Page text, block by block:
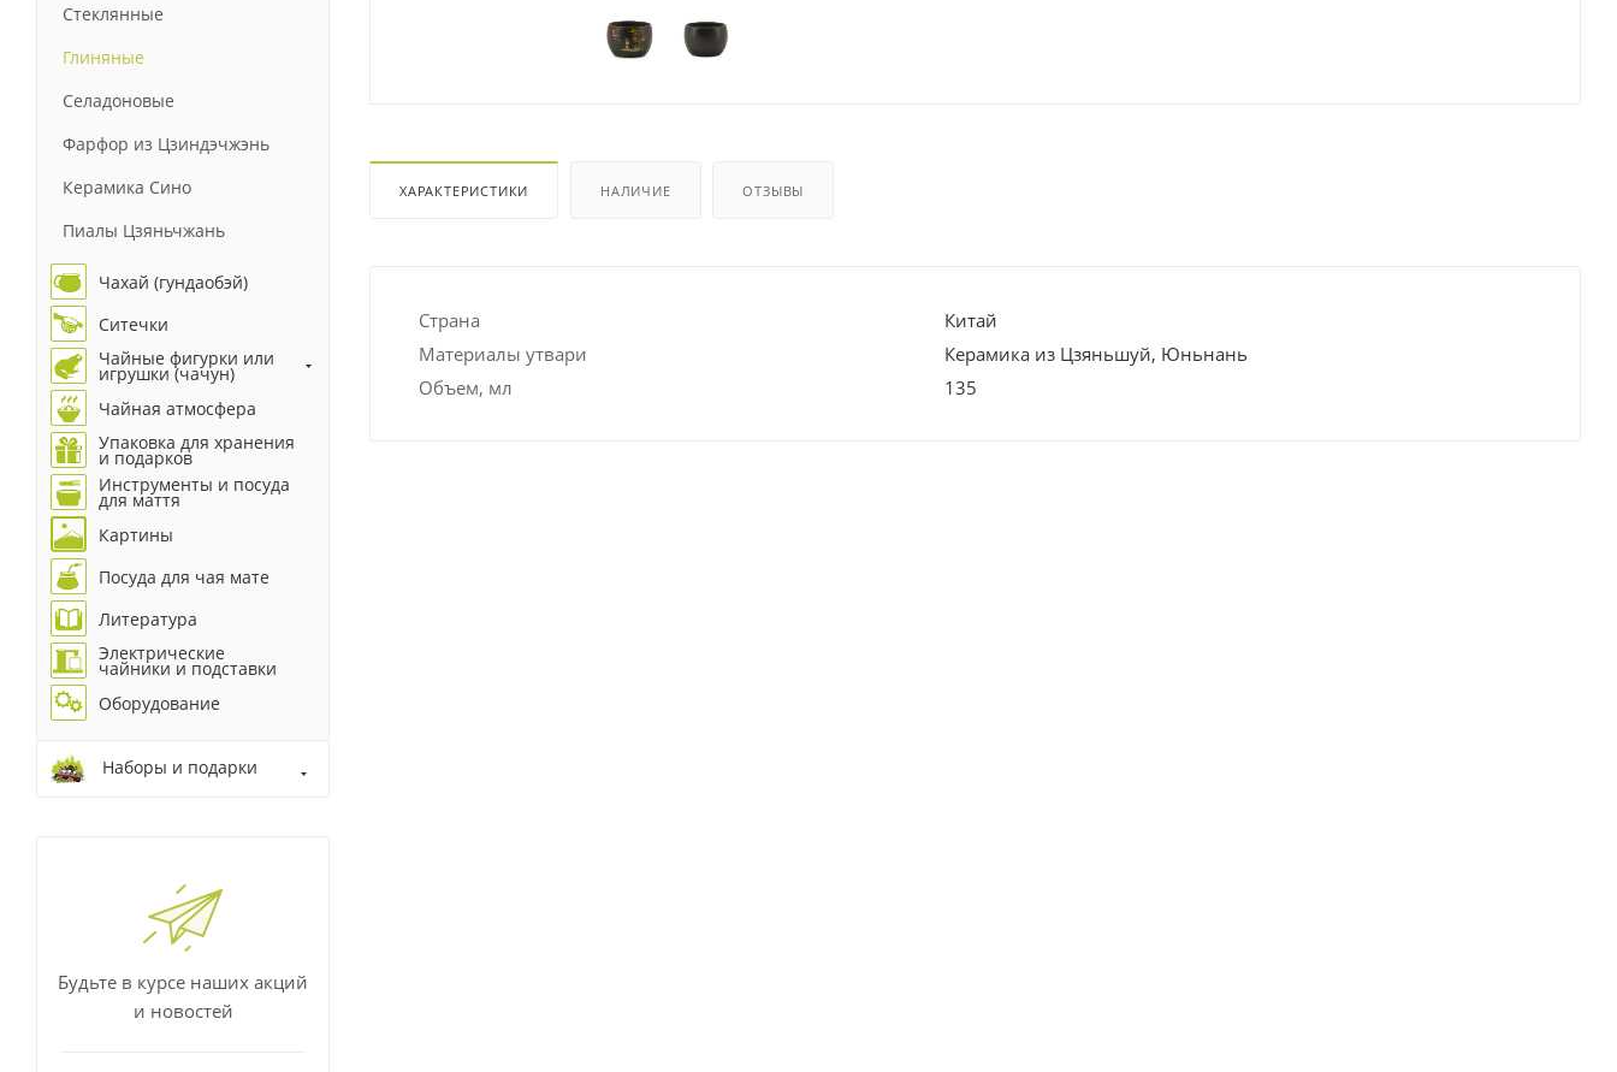
ХАРАКТЕРИСТИКИ НАЛИЧИЕ ОТЗЫВЫ
Страна
Китай
Материалы утвари
Керамика из Цзяньшуй, Юньнань
Объем, мл
135
Стеклянные
Глиняные
Селадоновые
Фарфор из Цзиндэчжэнь
Керамика Сино
Пиалы Цзяньчжань
Чахай (гундаобэй)
Ситечки
Чайные фигурки или
игрушки (чачун)
Чайная атмосфера
Упаковка для хранения
и подарков
Инструменты и посуда
для маття
Картины
Посуда для чая мате
Литература
Электрические
чайники и подставки
Оборудование
Наборы и подарки
Будьте в курсе наших акций
и новостей